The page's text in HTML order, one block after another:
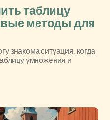
таблицу
методы для
знакома ситуация, когда
умножения и